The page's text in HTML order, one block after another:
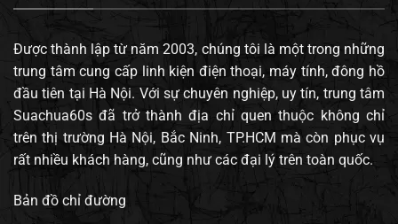
Được thành lập từ năm 2003, chúng tôi là một trong những
trung tâm cung cấp linh kiện điện thoại, máy tính, đông hồ
đầu tiên tại Hà Nội. Với sự chuyên nghiệp, uy tín, trung tâm
Suachua60s đã trở thành địa chỉ quen thuộc không chỉ
trên thị trường Hà Nội, Bắc Ninh, TP.HCM mà còn phục vụ
rất nhiều khách hàng, cũng như các đại lý trên toàn quốc.
Bản đồ chỉ đường